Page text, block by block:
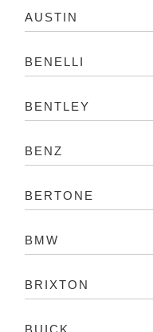
AUSTIN
BENELLI
BENTLEY
BENZ
BERTONE
BMW
BRIXTON
BUICK